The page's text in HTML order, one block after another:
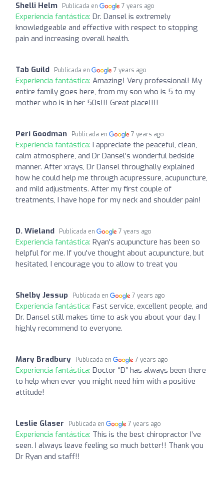
Shelli Helm Publicada en 7 years ago
Experiencia fantástica: Dr. Dansel is extremely
knowledgeable and effective with respect to stopping
pain and increasing overall health.
Tab Guild Publicada en 7 years ago
Experiencia fantástica: Amazing! Very professional! My
entire family goes here, from my son who is 5 to my
mother who is in her 50s!!! Great place!!!!
Peri Goodman Publicada en 7 years ago
Experiencia fantástica: I appreciate the peaceful, clean,
calm atmosphere, and Dr Dansel’s wonderful bedside
manner. After xrays, Dr Dansel throughally explained
how he could help me through acupressure, acupuncture,
and mild adjustments. After my first couple of
treatments, I have hope for my neck and shoulder pain!
D. Wieland Publicada en 7 years ago
Experiencia fantástica: Ryan's acupuncture has been so
helpful for me. If you've thought about acupuncture, but
hesitated, I encourage you to allow to treat you
Shelby Jessup Publicada en 7 years ago
Experiencia fantástica: Fast service, excellent people, and
Dr. Dansel still makes time to ask you about your day. I
highly recommend to everyone.
Mary Bradbury Publicada en 7 years ago
Experiencia fantástica: Doctor “D” has always been there
to help when ever you might need him with a positive
attitude!
Leslie Glaser Publicada en 7 years ago
Experiencia fantástica: This is the best chiropractor I’ve
seen. I always leave feeling so much better!! Thank you
Dr Ryan and staff!!